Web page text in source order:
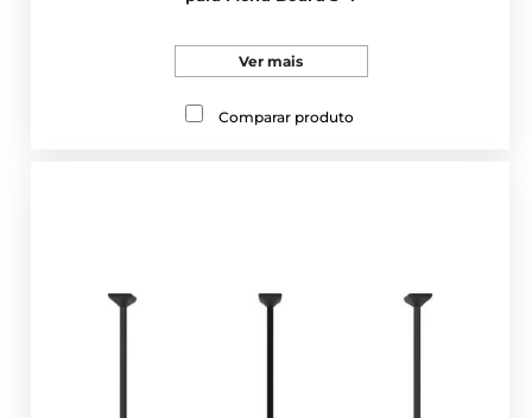
Ver mais
Comparar produto